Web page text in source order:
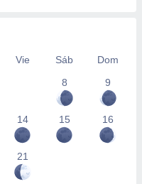
Vie Sáb
Dom
8
9
14 15 16
21